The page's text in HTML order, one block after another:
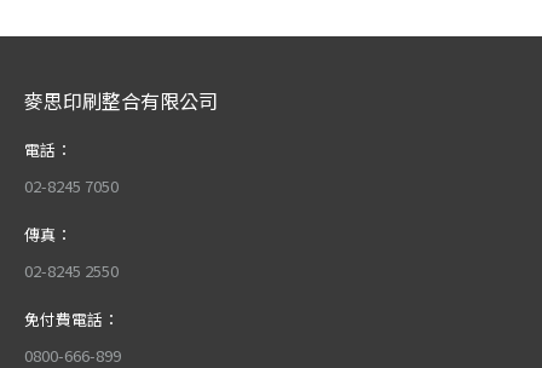
麥思印刷整合有限公司
電話：
02-8245 7050
傳真：
02-8245 2550
免付費電話：
0800-666-899